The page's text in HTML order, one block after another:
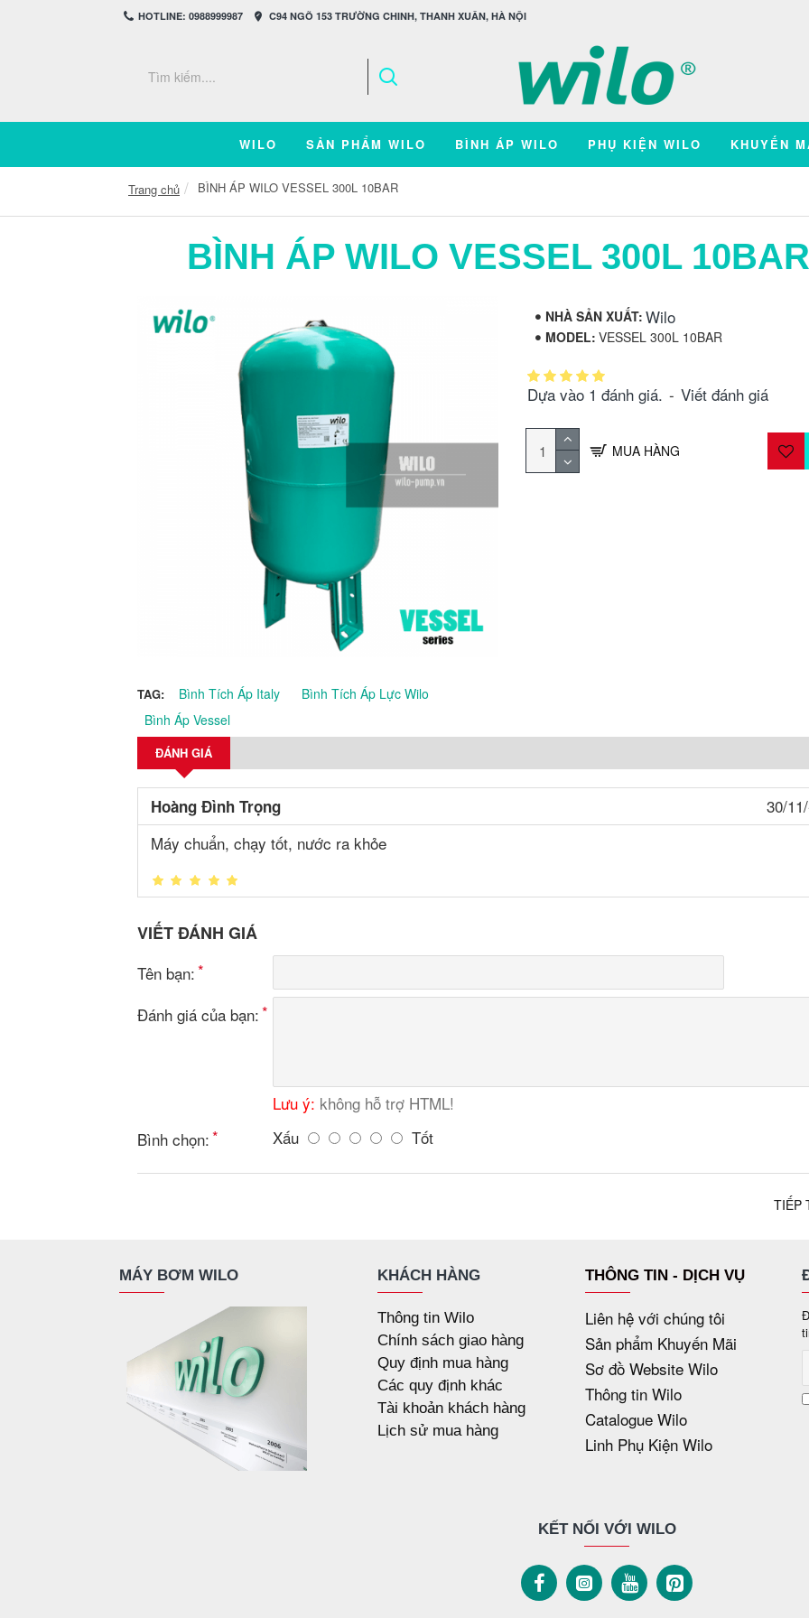
HOTLINE: 0988999987 C94 NGÕ 153 TRƯỜNG CHINH, THANH XUÂN, HÀ NỘI
WILO SẢN PHẨM WILO BÌNH ÁP WILO PHỤ KIỆN WILO KHUYẾN
Trang chủ BÌNH ÁP WILO VESSEL 300L 10BAR
BÌNH ÁP WILO VESSEL 300L 10BAR
TAG: Bình Tích Áp Italy
Bình Tích Áp Lực Wilo
Bình Áp Vessel
NHÀ SẢN XUẤT: Wilo
MODEL: VESSEL 300L 10BAR
Dựa vào 1 đánh giá. - Viết đánh giá
MUA HÀNG
ĐÁNH GIÁ
Hoàng Đình Trọng
30/
Máy chuẩn, chạy tốt, nước ra khỏe
VIẾT ĐÁNH GIÁ
Tên bạn:
Đánh giá của bạn:
Lưu ý: không hỗ trợ HTML!
Bình chọn:
Xấu Tốt
TIẾP
MÁY BƠM WILO KHÁCH HÀNG
Thông tin Wilo
Chính sách giao hàng
Quy định mua hàng
Các quy định khác
Tài khoản khách hàng
Lịch sử mua hàng
THÔNG TIN - DỊCH VỤ
Liên hệ với chúng tôi
Sản phẩm Khuyến Mãi
Sơ đồ Website Wilo
Thông tin Wilo
Catalogue Wilo
Linh Phụ Kiện Wilo
KẾT NỐI VỚI WILO